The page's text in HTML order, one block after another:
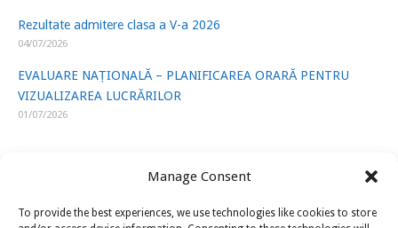
Manage Consent
To provide the best experiences, we use technologies like cookies to store
Rezultate admitere clasa a V-a 2026
04/07/2026
EVALUARE NAȚIONALĂ – PLANIFICAREA ORARĂ PENTRU
VIZUALIZAREA LUCRĂRILOR
01/07/2026
LINK-URI UTILE